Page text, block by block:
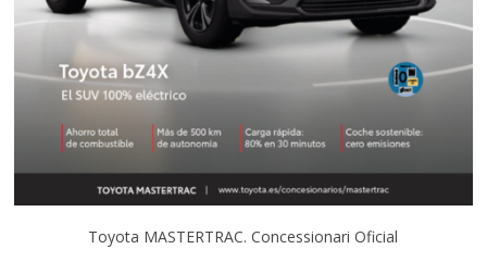
Toyota MASTERTRAC. Concessionari Oficial